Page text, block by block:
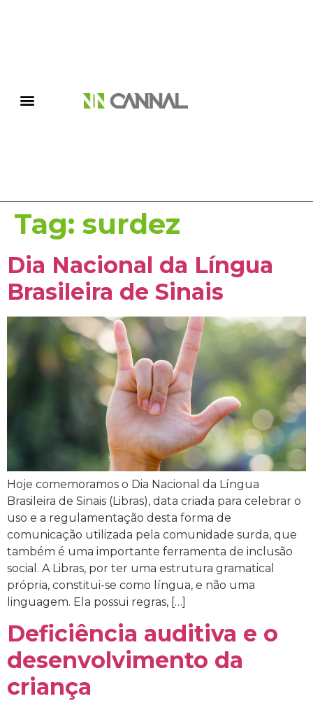
Tag: surdez
Dia Nacional da Língua
Brasileira de Sinais
Hoje comemoramos o Dia Nacional da Língua
Brasileira de Sinais (Libras), data criada para celebrar o
uso e a regulamentação desta forma de
comunicação utilizada pela comunidade surda, que
também é uma importante ferramenta de inclusão
social. A Libras, por ter uma estrutura gramatical
própria, constitui-se como língua, e não uma
linguagem. Ela possui regras, […]
Deficiência auditiva e o
desenvolvimento da
criança